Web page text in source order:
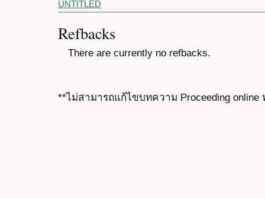
UNTITLED
Refbacks
There are currently no refbacks.
**ไม่สามารถแก้ไขบทความ Proceeding